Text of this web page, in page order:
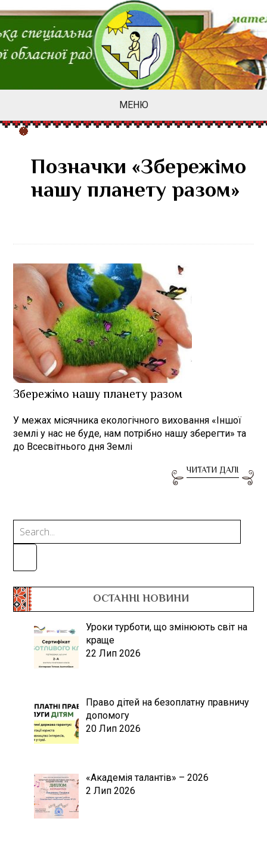
МЕНЮ
Позначки «Збережімо
нашу планету разом»
Збережімо нашу планету разом
У межах місячника екологічного виховання «Іншої
землі у нас не буде, нам потрібно нашу зберегти» та
до Всесвітнього дня Землі
ЧИТАТИ ДАЛІ
ОСТАННІ НОВИНИ
Уроки турботи, що змінюють світ на
краще
22 Лип 2026
Право дітей на безоплатну правничу
допомогу
20 Лип 2026
«Академія талантів» – 2026
2 Лип 2026